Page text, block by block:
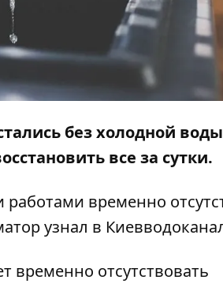
без холодной
все за сутки.
временно
узнал в
отсутствовать